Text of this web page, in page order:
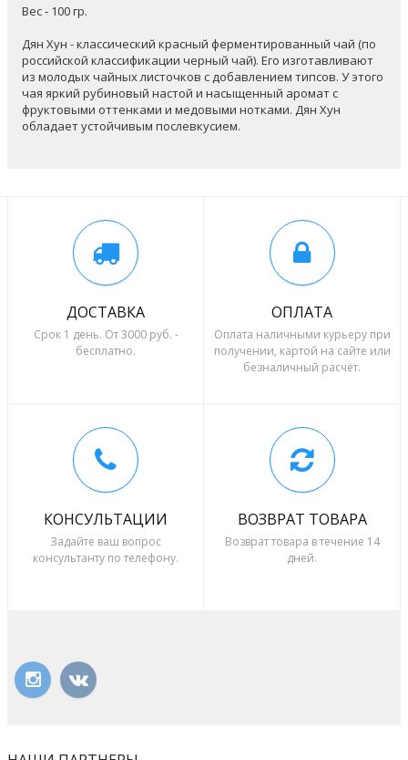
Вес - 100 гр.
Дян Хун - классический красный ферментированный чай (по
российской классификации черный чай). Его изготавливают
из молодых чайных листочков с добавлением типсов. У этого
чая яркий рубиновый настой и насыщенный аромат с
фруктовыми оттенками и медовыми нотками. Дян Хун
обладает устойчивым послевкусием.
ДОСТАВКА
Срок 1 день. От 3000 руб. -
бесплатно.
ОПЛАТА
Оплата наличными курьеру при
получении, картой на сайте или
безналичный расчёт.
КОНСУЛЬТАЦИИ
Задайте ваш вопрос
консультанту по телефону.
ВОЗВРАТ ТОВАРА
Возврат товара в течение 14
дней.